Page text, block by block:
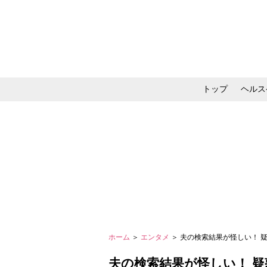
トップ ヘル
ホーム ＞ エンタメ ＞ 夫の検索結果が怪しい！
夫の検索結果が怪しい！